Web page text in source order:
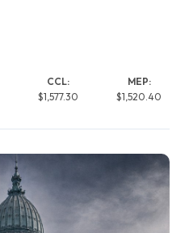
CCL:
$1,577.30
MEP:
$1,520.40